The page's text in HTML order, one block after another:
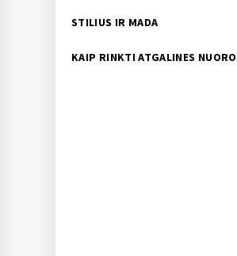
STILIUS IR MADA
KAIP RINKTI ATGALINES